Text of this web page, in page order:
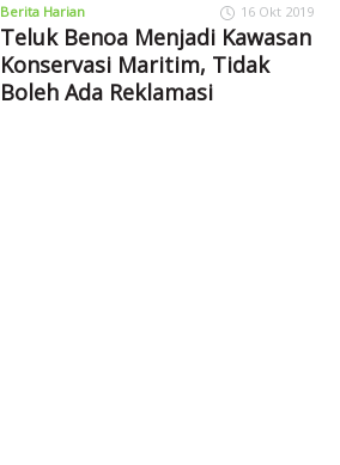
Berita Harian 16 Okt 2019
Teluk Benoa Menjadi Kawasan
Konservasi Maritim, Tidak
Boleh Ada Reklamasi